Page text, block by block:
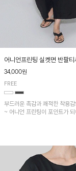
어니언프린팅 실켓면 반팔티
34,000원
FREE
부드러운 촉감과 쾌적한 착용
~ 어니언 프린팅이 포인트가 되